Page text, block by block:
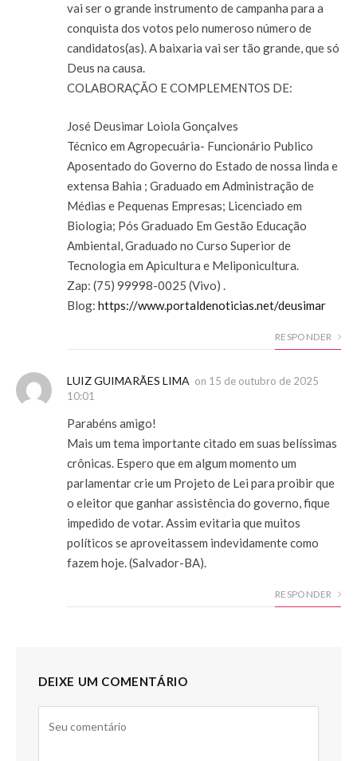
vai ser o grande instrumento de campanha para a
conquista dos votos pelo numeroso número de
candidatos(as). A baixaria vai ser tão grande, que só
Deus na causa.
COLABORAÇÃO E COMPLEMENTOS DE:
José Deusimar Loiola Gonçalves
Técnico em Agropecuária- Funcionário Publico
Aposentado do Governo do Estado de nossa linda e
extensa Bahia ; Graduado em Administração de
Médias e Pequenas Empresas; Licenciado em
Biologia; Pós Graduado Em Gestão Educação
Ambiental, Graduado no Curso Superior de
Tecnologia em Apicultura e Meliponicultura.
Zap: (75) 99998-0025 (Vivo) .
Blog: https://www.portaldenoticias.net/deusimar
RESPONDER
LUIZ GUIMARÃES LIMA on 15 de outubro de 2025
10:01
Parabéns amigo!
Mais um tema importante citado em suas belíssimas
crônicas. Espero que em algum momento um
parlamentar crie um Projeto de Lei para proibir que
o eleitor que ganhar assistência do governo, fique
impedido de votar. Assim evitaria que muitos
políticos se aproveitassem indevidamente como
fazem hoje. (Salvador-BA).
RESPONDER
DEIXE UM COMENTÁRIO